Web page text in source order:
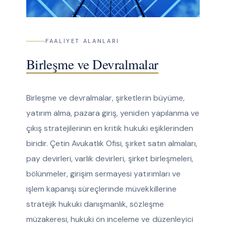
FAALIYET ALANLARI
Birleşme ve Devralmalar
Birleşme ve devralmalar, şirketlerin büyüme,
yatırım alma, pazara giriş, yeniden yapılanma ve
çıkış stratejilerinin en kritik hukuki eşiklerinden
biridir. Çetin Avukatlık Ofisi, şirket satın almaları,
pay devirleri, varlık devirleri, şirket birleşmeleri,
bölünmeler, girişim sermayesi yatırımları ve
işlem kapanışı süreçlerinde müvekkillerine
stratejik hukuki danışmanlık, sözleşme
müzakeresi, hukuki ön inceleme ve düzenleyici